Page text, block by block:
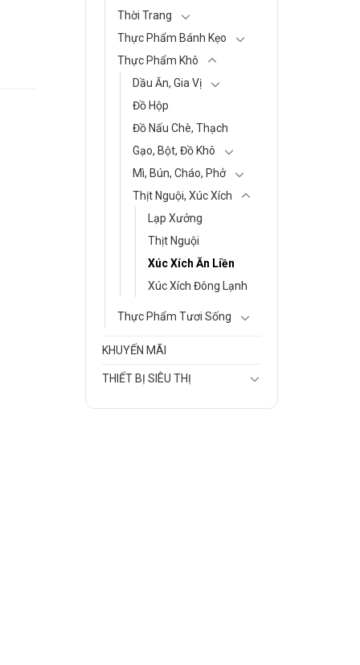
Thời Trang
Thực Phẩm Bánh Kẹo
Thực Phẩm Khô
Dầu Ăn, Gia Vị
Đồ Hộp
Đồ Nấu Chè, Thạch
Gạo, Bột, Đồ Khô
Mì, Bún, Cháo, Phở
Thịt Nguội, Xúc Xích
Lạp Xưởng
Thịt Nguội
Xúc Xích Ăn Liền
Xúc Xích Đông Lạnh
Thực Phẩm Tươi Sống
KHUYẾN MÃI
THIẾT BỊ SIÊU THỊ